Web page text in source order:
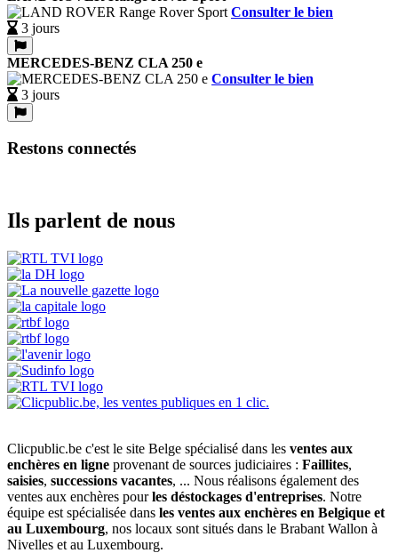
Consulter le bien
3 jours
MERCEDES-BENZ CLA 250 e
Consulter le bien
3 jours
Restons connectés
Ils parlent de nous
Clicpublic.be c'est le site Belge spécialisé dans les ventes aux
enchères en ligne provenant de sources judiciaires : Faillites,
saisies, successions vacantes, ... Nous réalisons également des
ventes aux enchères pourles déstockages d'entreprises. Notre
équipe est spécialisée dans les ventes aux enchères en Belgique et
au Luxembourg, nos locaux sont situés dans le Brabant Wallon à
Nivelles et au Luxembourg.